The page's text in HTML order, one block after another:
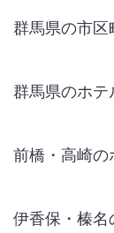
群馬県の市区
群馬県のホテ
前橋・高崎の
伊香保・榛名